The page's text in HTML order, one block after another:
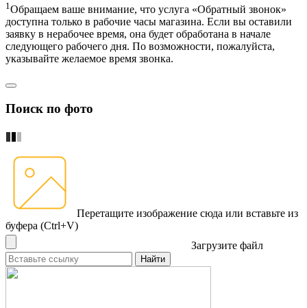
1Обращаем ваше внимание, что услуга «Обратный звонок»
доступна только в рабочие часы магазина. Если вы оставили
заявку в нерабочее время, она будет обработана в начале
следующего рабочего дня. По возможности, пожалуйста,
указывайте желаемое время звонка.
Поиск по фото
Перетащите изображение сюда или вставьте из
буфера (Ctrl+V)
Загрузите файл
Найти